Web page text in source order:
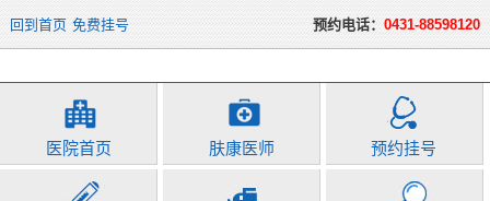
回到首页 免费挂号 预约电话：0431-88598120
医院首页 肤康医师 预约挂号